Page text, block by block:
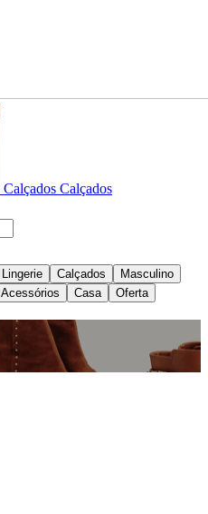
Calçados Calçados
Lingerie Calçados
Masculino
Acessórios Casa Oferta